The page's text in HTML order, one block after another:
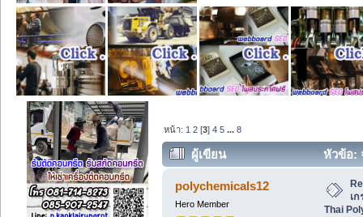
หน้า: 1 2 [3]4 5 ...8
ผู้เขียน
หัวข้อ:
สูง | Thai Poly Chemicals (อ่าน
polychemicals12
Hero Member
เ
Thai